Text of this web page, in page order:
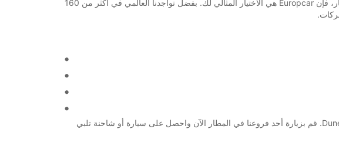
مرحبًا بك في Dunedin Airport! إذا كنت تبحث عن خيارات تأجير السيارات والشاحنات الموثوقة والموثوقة في المطار، فإن Europcar هي الاختيار المثالي لك. بفضل تواجدنا العالمي في أكثر من 160
سواء كنت تخطط لرحلة عائلية ممتعة أو رحلة عمل مهمة، Europcar ستكون إضافة قيمة لتجربتك في Dunedin Airport. قم بزيارة أحد فروعنا في المطار الآن واحصل على سيارة أو شاحنة تلبي